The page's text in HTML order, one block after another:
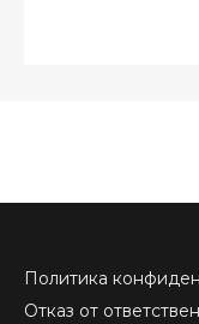
Политика
Отказ от